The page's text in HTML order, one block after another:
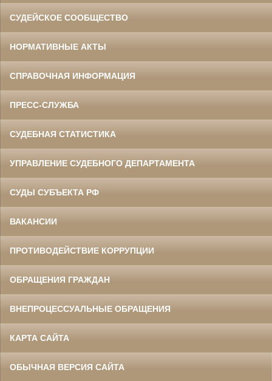
СУДЕЙСКОЕ СООБЩЕСТВО
НОРМАТИВНЫЕ АКТЫ
СПРАВОЧНАЯ ИНФОРМАЦИЯ
ПРЕСС-СЛУЖБА
СУДЕБНАЯ СТАТИСТИКА
УПРАВЛЕНИЕ СУДЕБНОГО ДЕПАРТАМЕНТА
СУДЫ СУБЪЕКТА РФ
ВАКАНСИИ
ПРОТИВОДЕЙСТВИЕ КОРРУПЦИИ
ОБРАЩЕНИЯ ГРАЖДАН
ВНЕПРОЦЕССУАЛЬНЫЕ ОБРАЩЕНИЯ
КАРТА САЙТА
ОБЫЧНАЯ ВЕРСИЯ САЙТА